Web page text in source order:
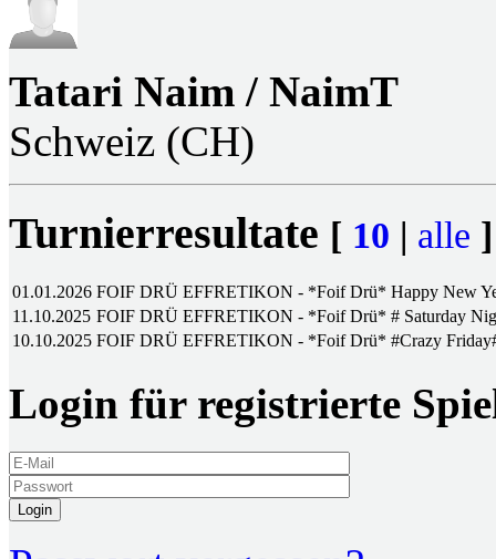
Tatari Naim / NaimT
Schweiz (CH)
Turnierresultate [ 10 | alle ]
01.01.2026 FOIF DRÜ EFFRETIKON - *Foif Drü* Happy New
11.10.2025 FOIF DRÜ EFFRETIKON - *Foif Drü* # Saturday
10.10.2025 FOIF DRÜ EFFRETIKON - *Foif Drü* #Crazy
Login für registrierte
Login